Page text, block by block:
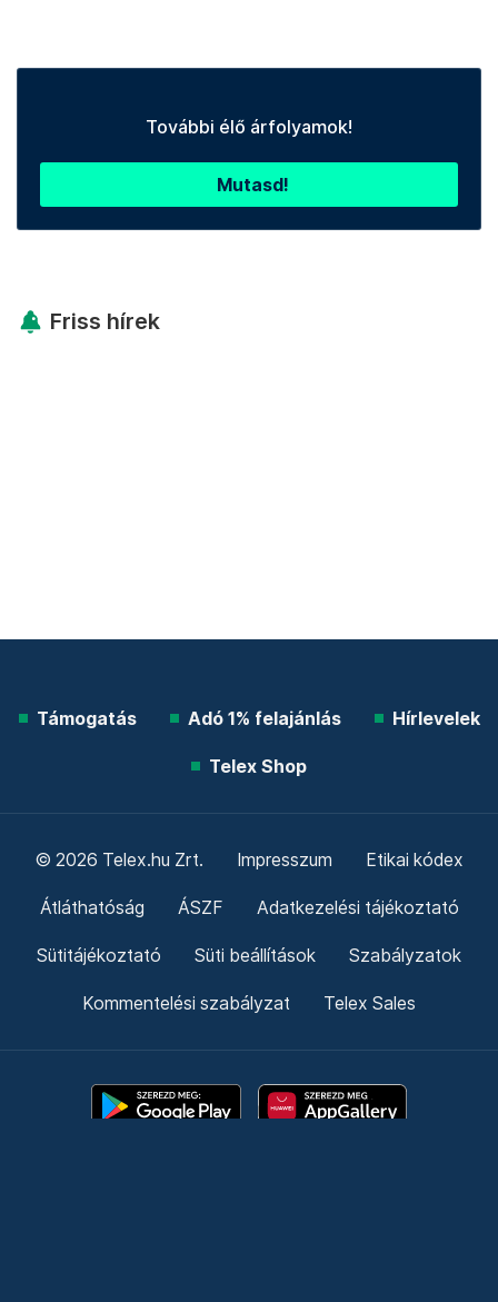
További élő árfolyamok!
Mutasd!
Friss hírek
Támogatás Adó 1% felajánlás Hírlevelek
Telex Shop
© 2026 Telex.hu Zrt. Impresszum Etikai kódex
Átláthatóság ÁSZF Adatkezelési tájékoztató
Sütitájékoztató Süti beállítások Szabályzatok
Kommentelési szabályzat Telex Sales